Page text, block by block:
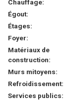
Chauffage:
Égout:
Étages:
Foyer:
Matériaux de
construction:
Murs mitoyens:
Refroidissement:
Services publics: